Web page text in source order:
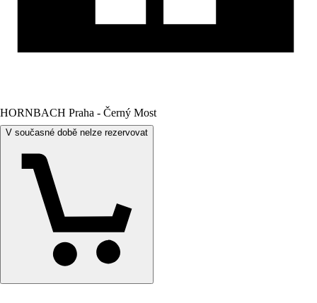
HORNBACH Praha - Černý Most
V současné době nelze rezervovat